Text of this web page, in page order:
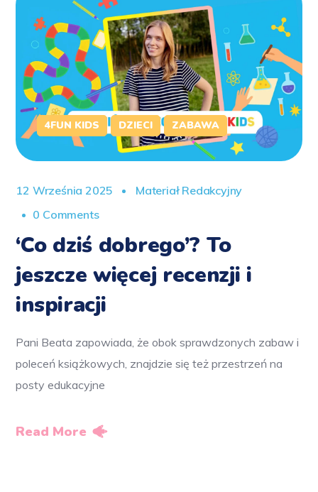
4FUN KIDS DZIECI ZABAWA
12 Września 2025
Materiał Redakcyjny
0 Comments
‘Co dziś dobrego’? To
jeszcze więcej recenzji i
inspiracji
Pani Beata zapowiada, że obok sprawdzonych zabaw i
poleceń książkowych, znajdzie się też przestrzeń na
posty edukacyjne
Read More